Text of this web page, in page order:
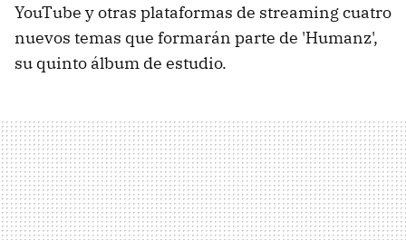
YouTube y otras plataformas de streaming cuatro
nuevos temas que formarán parte de 'Humanz',
su quinto álbum de estudio.